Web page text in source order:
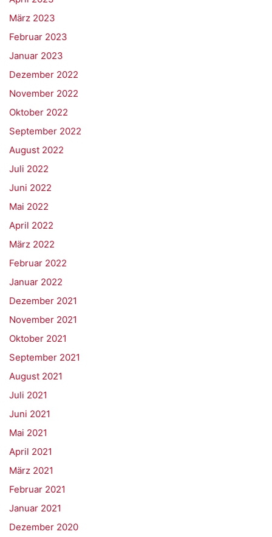
März 2023
Februar 2023
Januar 2023
Dezember 2022
November 2022
Oktober 2022
September 2022
August 2022
Juli 2022
Juni 2022
Mai 2022
April 2022
März 2022
Februar 2022
Januar 2022
Dezember 2021
November 2021
Oktober 2021
September 2021
August 2021
Juli 2021
Juni 2021
Mai 2021
April 2021
März 2021
Februar 2021
Januar 2021
Dezember 2020